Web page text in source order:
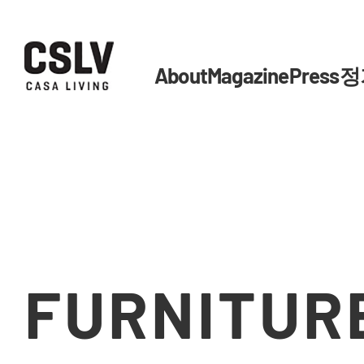
AboutMagazinePress